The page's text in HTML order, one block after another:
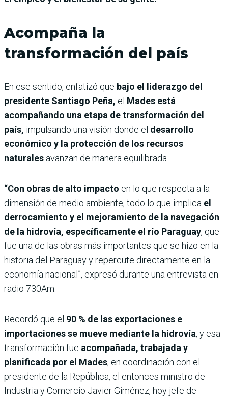
Acompaña la
transformación del país
En ese sentido, enfatizó que bajo el liderazgo del
presidente Santiago Peña, el Mades está
acompañando una etapa de transformación del
país, impulsando una visión donde el desarrollo
económico y la protección de los recursos
naturales avanzan de manera equilibrada.
“Con obras de alto impacto en lo que respecta a la
dimensión de medio ambiente, todo lo que implica el
derrocamiento y el mejoramiento de la navegación
de la hidrovía, específicamente el río Paraguay, que
fue una de las obras más importantes que se hizo en la
historia del Paraguay y repercute directamente en la
economía nacional”, expresó durante una entrevista en
radio 730Am.
Recordó que el 90 % de las exportaciones e
importaciones se mueve mediante la hidrovía, y esa
transformación fue acompañada, trabajada y
planificada por el Mades, en coordinación con el
presidente de la República, el entonces ministro de
Industria y Comercio Javier Giménez, hoy jefe de